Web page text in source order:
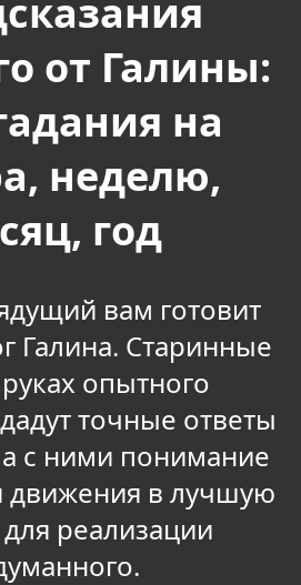
от Галины:
на
неделю,
год
вам готовит
Галина. Старинные
опытного
точные ответы
с ними понимание
движения в лучшую
реализации